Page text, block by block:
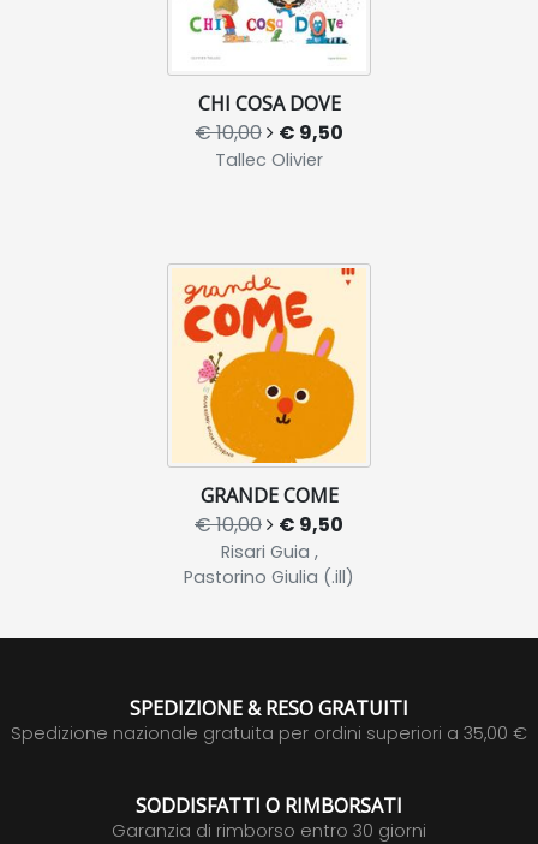
CHI COSA DOVE
€ 10,00 € 9,50
Tallec Olivier
GRANDE COME
€ 10,00 € 9,50
Risari Guia ,
Pastorino Giulia (.ill)
SPEDIZIONE & RESO GRATUITI
Spedizione nazionale gratuita per ordini superiori a 35,00 €
SODDISFATTI O RIMBORSATI
Garanzia di rimborso entro 30 giorni